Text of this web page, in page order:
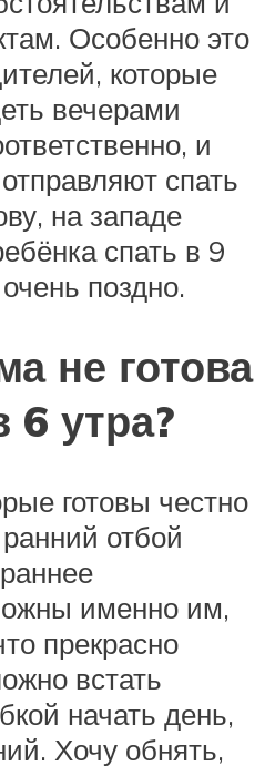
Особенно это
которые
вечерами
и
спать
на западе
спать в 9
поздно.
не готова
6 утра?
готовы честно
отбой
именно им,
прекрасно
встать
начать день,
Хочу обнять,